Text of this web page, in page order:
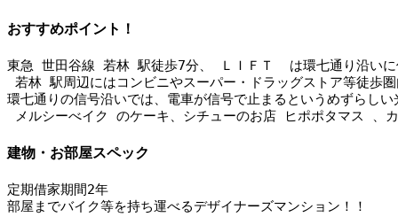
おすすめポイント！
東急 世田谷線 若林 駅徒歩7分、 ＬＩＦＴ  は環七通り沿いに
若林 駅周辺にはコンビニやスーパー・ドラッグストア等徒歩
環七通りの信号沿いでは、電車が信号で止まるというめずらし
メルシーべイク のケーキ、シチューのお店 ヒポポタマス 、
建物・お部屋スペック
定期借家期間2年
部屋までバイク等を持ち運べるデザイナーズマンション！！